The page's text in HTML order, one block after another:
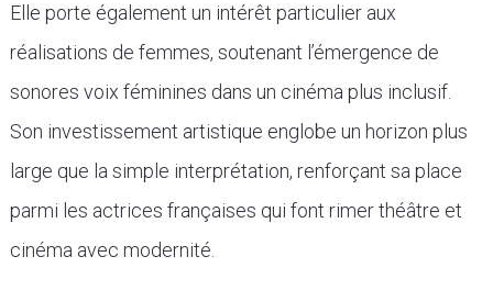
Elle porte également un intérêt particulier aux
réalisations de femmes, soutenant l’émergence de
sonores voix féminines dans un cinéma plus inclusif.
Son investissement artistique englobe un horizon plus
large que la simple interprétation, renforçant sa place
parmi les actrices françaises qui font rimer théâtre et
cinéma avec modernité.